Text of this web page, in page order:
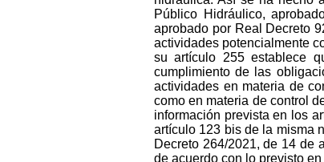
Público Hidráulico,
aprobado por Real Decreto
actividades potencialmente
su artículo 255 establece
cumplimiento de las
actividades en materia de
como en materia de control
información prevista en los
artículo 123 bis de la misma
Decreto 264/2021, de 14 de
de acuerdo con lo previsto